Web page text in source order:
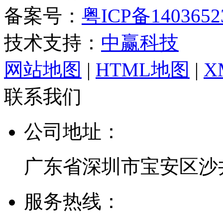
备案号： 粤ICP备
技术支持： 中赢科技
网站地图 | HTML地图 |
联系我们
公司地址：
广东省深圳市宝安区
服务热线：